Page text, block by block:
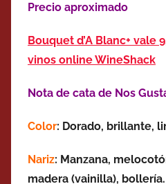
Precio aproximado
Bouquet d’A Blanc+ vale
vinos online WineShack
Nota de cata de Nos
Color: Dorado, brillante,
Nariz: Manzana,
madera (vainilla), bollería.